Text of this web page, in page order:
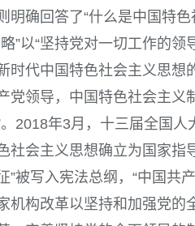
明确回答了“什么是中国特
”以“坚持党对一切工作的领
时代中国特色社会主义思想
党领导，中国特色社会主义
2018年3月，十三届全国人
社会主义思想确立为国家指
”被写入宪法总纲，“中国共
机构改革以坚持和加强党